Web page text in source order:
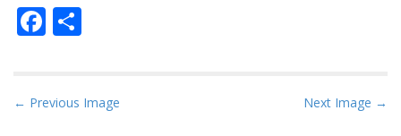
F
ac
b
P
← Previous Image Next Image →